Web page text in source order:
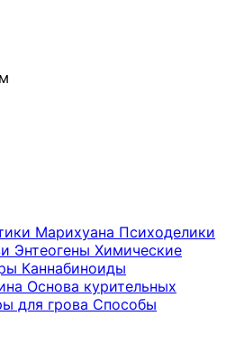
Марихуана Психоделики
Энтеогены Химические
Каннабиноиды
Основа курительных
для грова Способы